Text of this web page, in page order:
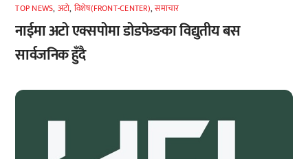
TOP NEWS, अटाे, विशेष(FRONT-CENTER),समाचार
नाईमा अटो एक्सपोमा डोडफेङका विद्युतीय बस
सार्वजनिक हुँदै